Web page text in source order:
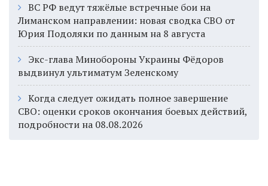
ВС РФ ведут тяжёлые встречные бои на
Лиманском направлении: новая сводка СВО от
Юрия Подоляки по данным на 8 августа
Экс-глава Минобороны Украины Фёдоров
выдвинул ультиматум Зеленскому
Когда следует ожидать полное завершение
СВО: оценки сроков окончания боевых действий,
подробности на 08.08.2026